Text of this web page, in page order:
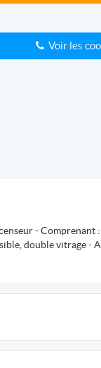
Voir les
- Comprenant
double vitrage - A